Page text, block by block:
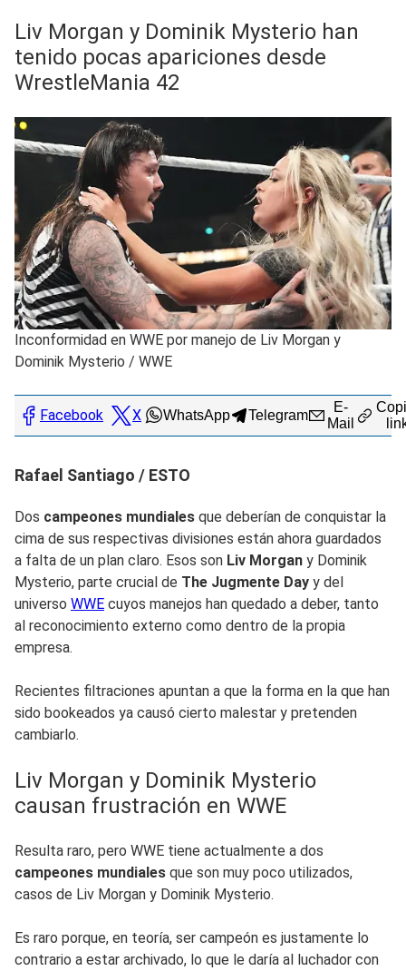
Liv Morgan y Dominik Mysterio han
tenido pocas apariciones desde
WrestleMania 42
Inconformidad en WWE por manejo de Liv Morgan y
Dominik Mysterio / WWE
Facebook X WhatsApp Telegram
E-
Mail
Rafael Santiago / ESTO
Dos campeones mundiales que deberían de conquistar la
cima de sus respectivas divisiones están ahora guardados
a falta de un plan claro. Esos son Liv Morgan y Dominik
Mysterio, parte crucial de The Jugmente Day y del
universo WWE cuyos manejos han quedado a deber, tanto
al reconocimiento externo como dentro de la propia
empresa.
Recientes filtraciones apuntan a que la forma en la que han
sido bookeados ya causó cierto malestar y pretenden
cambiarlo.
Liv Morgan y Dominik Mysterio
causan frustración en WWE
Resulta raro, pero WWE tiene actualmente a dos
campeones mundiales que son muy poco utilizados,
casos de Liv Morgan y Dominik Mysterio.
Es raro porque, en teoría, ser campeón es justamente lo
contrario a estar archivado, lo que le daría al luchador con